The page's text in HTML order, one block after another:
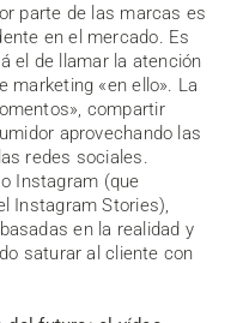
parte de las marcas es
en el mercado. Es
el de llamar la atención
marketing «en ello». La
compartir
aprovechando las
redes sociales.
Instagram (que
Instagram Stories),
en la realidad y
saturar al cliente con